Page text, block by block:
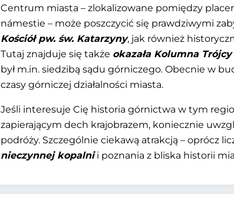
Centrum miasta – zlokalizowane pomiędzy
námestie – może poszczycić się prawdziwymi
Kościół pw. św. Katarzyny, jak również
Tutaj znajduje się także okazała Kolumna
był m.in. siedzibą sądu górniczego. Obecnie w
czasy górniczej działalności miasta.
Jeśli interesuje Cię historia górnictwa w tym
zapierającym dech krajobrazem, koniecznie
podróży. Szczególnie ciekawą atrakcją – oprócz
nieczynnej kopalnii poznania z bliska historii